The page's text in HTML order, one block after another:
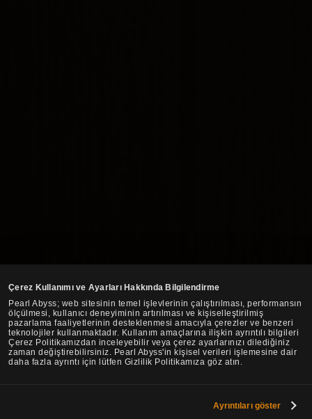
Çerez Kullanımı ve Ayarları Hakkında Bilgilendirme
Pearl Abyss; web sitesinin temel işlevlerinin çalıştırılması, performansın
ölçülmesi, kullanıcı deneyiminin artırılması ve kişiselleştirilmiş
pazarlama faaliyetlerinin desteklenmesi amacıyla çerezler ve benzeri
teknolojiler kullanmaktadır. Kullanım amaçlarına ilişkin ayrıntılı bilgileri
Çerez Politikamızdan inceleyebilir veya çerez ayarlarınızı dilediğiniz
zaman değiştirebilirsiniz. Pearl Abyss'in kişisel verileri işlemesine dair
daha fazla ayrıntı için lütfen Gizlilik Politikamıza göz atın.
Ayrıntıları göster